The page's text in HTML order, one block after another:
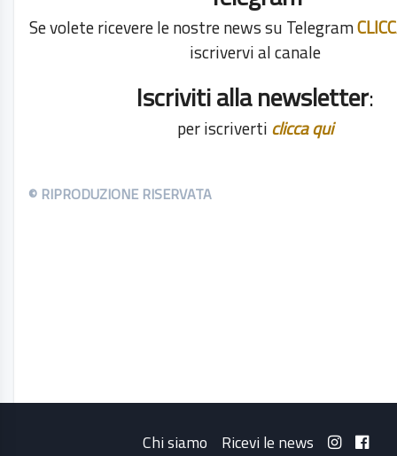
Se volete ricevere le nostre news su Telegram
iscrivervi al canale
Iscriviti alla newsletter:
per iscriverti clicca qui
© RIPRODUZIONE RISERVATA
Chi siamo Ricevi le news